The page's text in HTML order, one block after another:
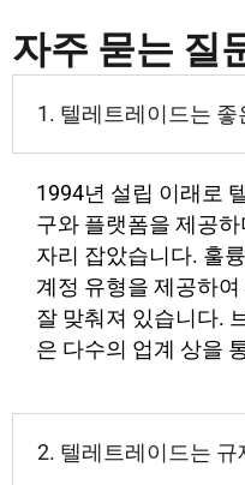
자주 묻는 질
1. 텔레트레이드는
1994년 설립 이래로
구와 플랫폼을 제공
자리 잡았습니다. 훌
계정 유형을 제공하
잘 맞춰져 있습니다.
은 다수의 업계 상을
2. 텔레트레이드는 규